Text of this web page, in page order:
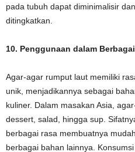
pada tubuh dapat diminimalisir
ditingkatkan.
10. Penggunaan dalam
Agar-agar rumput laut memiliki
unik, menjadikannya sebagai
kuliner. Dalam masakan Asia,
dessert, salad, hingga sup.
berbagai rasa membuatnya
berbagai bahan lainnya.